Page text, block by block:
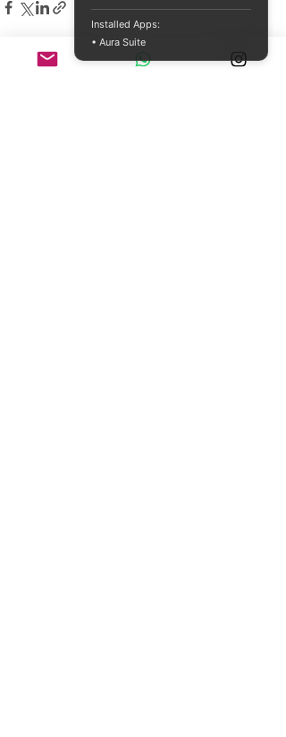
Installed Apps:
• Aura Suite